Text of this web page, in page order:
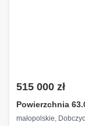
515 000 zł
Powierzchnia
małopolskie,